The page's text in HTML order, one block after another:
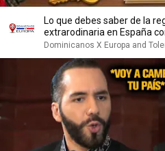
Lo que debes saber de la
extrarodinaria en España
Dominicanos X Europa and